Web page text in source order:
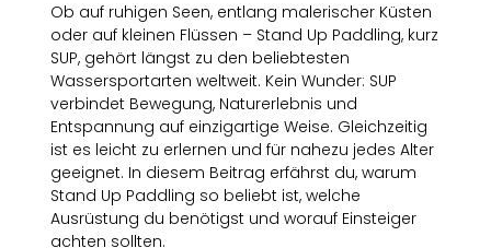
Ob auf ruhigen Seen, entlang malerischer Küsten
oder auf kleinen Flüssen – Stand Up Paddling, kurz
SUP, gehört längst zu den beliebtesten
Wassersportarten weltweit. Kein Wunder: SUP
verbindet Bewegung, Naturerlebnis und
Entspannung auf einzigartige Weise. Gleichzeitig
ist es leicht zu erlernen und für nahezu jedes Alter
geeignet. In diesem Beitrag erfährst du, warum
Stand Up Paddling so beliebt ist, welche
Ausrüstung du benötigst und worauf Einsteiger
achten sollten.